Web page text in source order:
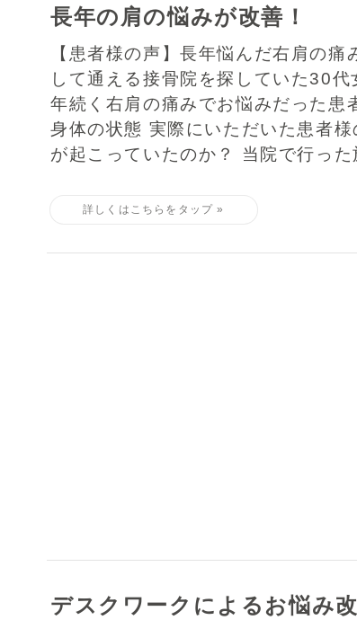
長年の肩の悩みが改善！
【患者様の声】長年悩んだ右肩
して通える接骨院を探していた30
年続く右肩の痛みでお悩みだった患
身体の状態 実際にいただいた患者
が起こっていたのか？ 当院で行った
デスクワークによるお悩み改